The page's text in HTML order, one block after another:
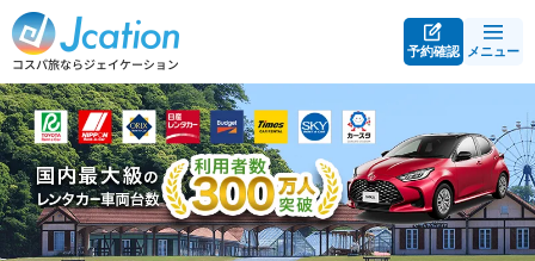
予約確認 メニュー